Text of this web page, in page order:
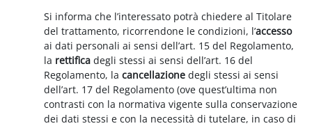
Si informa che l’interessato potrà chiedere al Titolare
del trattamento, ricorrendone le condizioni, l’accesso
ai dati personali ai sensi dell’art. 15 del Regolamento,
la rettificadegli stessi ai sensi dell’art. 16 del
Regolamento, lacancellazione degli stessi ai sensi
dell’art. 17 del Regolamento (ove quest’ultima non
contrasti con la normativa vigente sulla conservazione
dei dati stessi e con la necessità di tutelare, in caso di